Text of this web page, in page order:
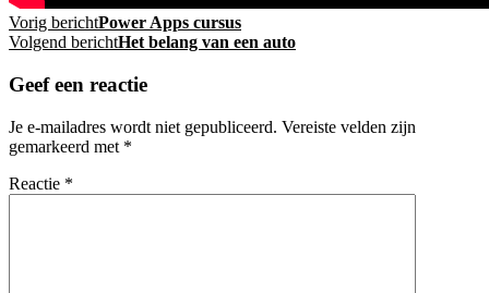
Bericht
navigatie
Vorig berichtPower Apps cursus
Volgend berichtHet belang van een auto
Geef een reactie
Je e-mailadres wordt niet gepubliceerd. Vereiste velden zijn
gemarkeerd met *
Reactie *